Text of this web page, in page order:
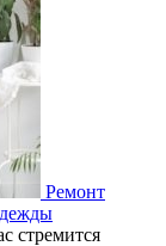
Ремонт
стремится